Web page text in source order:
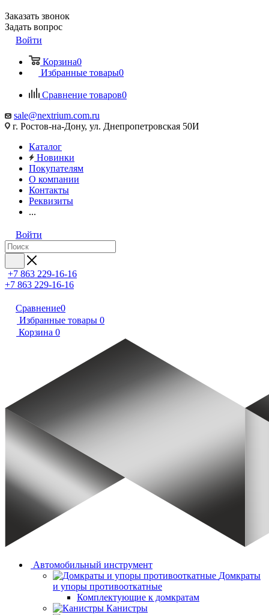
Заказать звонок
Задать вопрос
Войти
Корзина0
Избранные товары0
Сравнение товаров0
sale@nextrium.com.ru
г. Ростов-на-Дону, ул. Днепропетровская 50И
Каталог
Новинки
Покупателям
О компании
Контакты
Реквизиты
...
Войти
+7 863 229-16-16
+7 863 229-16-16
Сравнение0
Избранные товары 0
Корзина 0
Автомобильный инструмент
Домкраты
и упоры противооткатные
Комплектующие к домкратам
Канистры